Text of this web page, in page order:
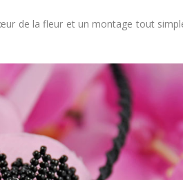
de la fleur et un montage tout